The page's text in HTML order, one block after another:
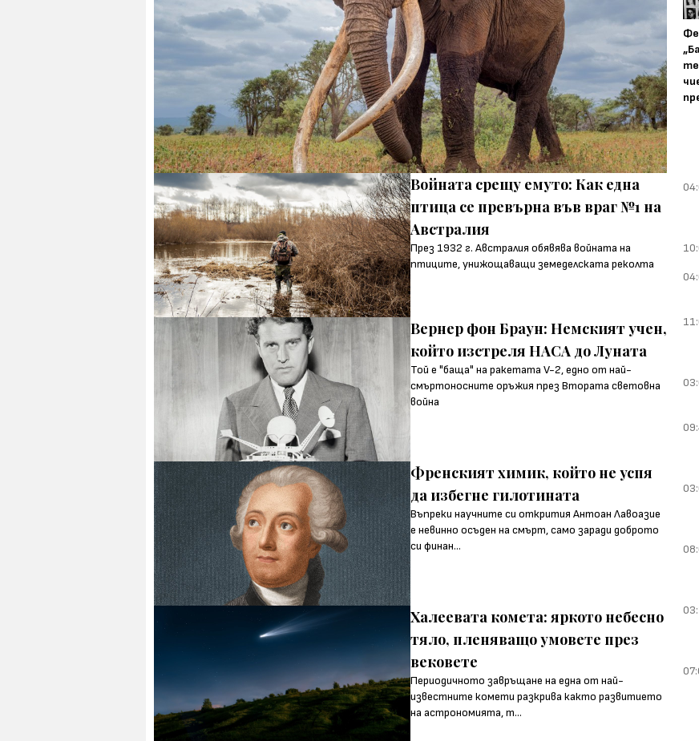
Войната срещу емуто: Как една
птица се превърна във враг №1 на
Австралия
През 1932 г. Австралия обявява войната на
птиците, унижощаващи земеделската реколта
Вернер фон Браун: Немският учен,
който изстреля НАСА до Луната
Той е "баща" на ракетата V-2, едно от най-
смъртоносните оръжия през Втората световна
война
Френският химик, който не успя
да избегне гилотината
Въпреки научните си открития Антоан Лавоазие
е невинно осъден на смърт, само заради доброто
си финан...
Халеевата комета: яркото небесно
тяло, пленяващо умовете през
вековете
Периодичното завръщане на една от най-
известните комети разкрива както развитието
на астрономията, т...